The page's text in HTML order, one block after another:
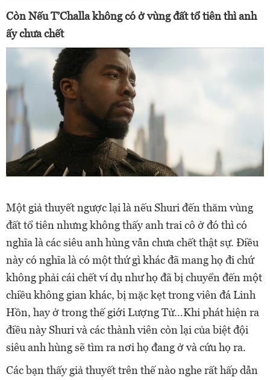
Còn Nếu T’Challa không có ở vùng đất tổ tiên thì anh
ấy chưa chết
Một giả thuyết ngược lại là nếu Shuri đến thăm vùng
đất tổ tiên nhưng không thấy anh trai cô ở đó thì có
nghĩa là các siêu anh hùng vẫn chưa chết thật sự. Điều
này có nghĩa là có một thứ gì khác đã mang họ đi chứ
không phải cái chết ví dụ như họ đã bị chuyển đến một
chiều không gian khác, bị mặc kẹt trong viên đá Linh
Hồn, hay ở trong thế giới Lượng Tử…Khi phát hiện ra
điều này Shuri và các thành viên còn lại của biệt đội
siêu anh hùng sẽ tìm ra nơi họ đang ở và cứu họ ra.
Các bạn thấy giả thuyết trên thế nào nghe rất hấp dẫn